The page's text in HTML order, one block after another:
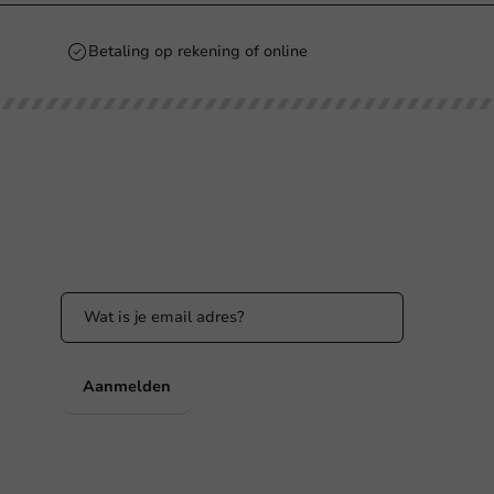
Betaling op rekening of online
Aanmelden